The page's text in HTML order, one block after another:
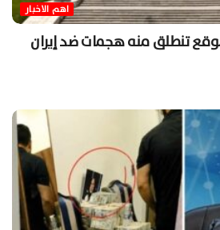
اهم الاخبار
موقع تنطلق منه هجمات ضد إيران